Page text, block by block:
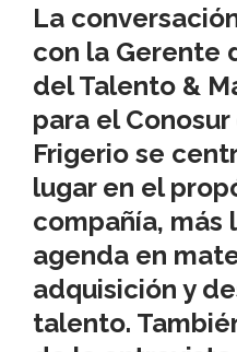
La
con la Gerente
del Talento &
para el Conosur
Frigerio se
lugar en el
compañía, más
agenda en
adquisición y
talento.